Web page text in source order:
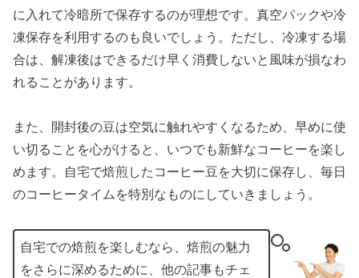
に入れて冷暗所で保存するのが理想です。真空パックや冷
凍保存を利用するのも良いでしょう。ただし、冷凍する場
合は、解凍後はできるだけ早く消費しないと風味が損なわ
れることがあります。
また、開封後の豆は空気に触れやすくなるため、早めに使
い切ることを心がけると、いつでも新鮮なコーヒーを楽し
めます。自宅で焙煎したコーヒー豆を大切に保存し、毎日
のコーヒータイムを特別なものにしていきましょう。
自宅での焙煎を楽しむなら、焙煎の魅力
をさらに深めるために、他の記事もチェ